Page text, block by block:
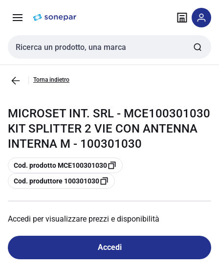
navigazione alla
Cerca input
Torna indietro
MICROSET INT. SRL - MCE100301030
KIT SPLITTER 2 VIE CON ANTENNA
INTERNA M - 100301030
copia
Cod. prodotto MCE100301030
copia
Cod. produttore 100301030
Accedi per visualizzare prezzi e disponibilità
Accedi